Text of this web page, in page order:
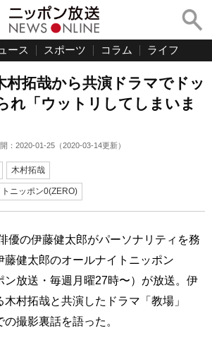
ース スポーツ コラム ライフ
村拓哉から共演ドラマでドッ
れ「ウットリしてしまいま
： 2020-01-25 （2020-03-14更新）
木村拓哉
ニッポン0(ZERO)
優の伊藤健太郎がパーソナリティを務
藤健太郎のオールナイトニッポン
ン放送・毎週月曜27時〜）が放送。伊
村拓哉と共演したドラマ「教場」
の撮影裏話を語った。